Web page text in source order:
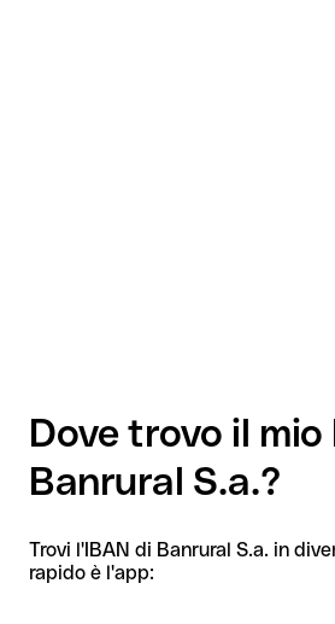
Dove trovo il mio
Banrural S.a.?
Trovi l'IBAN di Banrural S.a. in
rapido è l'app: